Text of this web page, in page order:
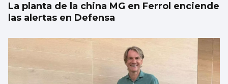
La planta de la china MG en Ferrol enciende
las alertas en Defensa